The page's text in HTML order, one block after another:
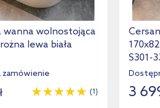
wanna wolnostojąca
lewa biała
zamówienie
(1)
S301-
3